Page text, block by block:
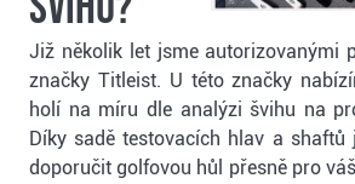
Již několik let jsme autorizovanými
značky Titleist. U této značky
holí na míru dle analýzi švihu na
Díky sadě testovacích hlav a shaftů
doporučit golfovou hůl přesně pro